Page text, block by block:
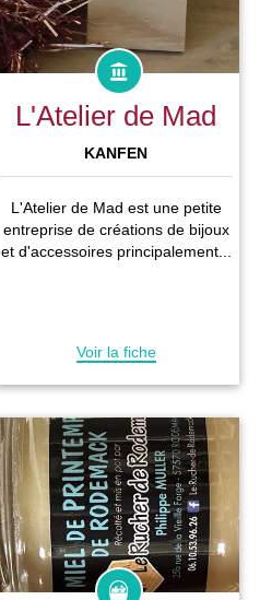
L'Atelier de Mad
KANFEN
L'Atelier de Mad est une petite
entreprise de créations de bijoux
et d'accessoires principalement...
Voir la fiche